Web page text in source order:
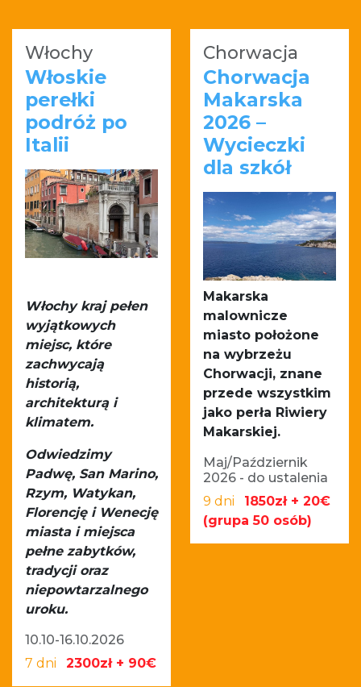
Włochy
Włoskie
perełki
podróż po
Italii
Włochy kraj pełen
wyjątkowych
miejsc, które
zachwycają
historią,
architekturą i
klimatem.
Odwiedzimy
Padwę, San Marino,
Rzym, Watykan,
Florencję i Wenecję
miasta i miejsca
pełne zabytków,
tradycji oraz
niepowtarzalnego
uroku.
10.10-16.10.2026
7 dni
2300zł + 90€
Chorwacja
Chorwacja
Makarska
2026 –
Wycieczki
dla szkół
Makarska
malownicze
miasto położone
na wybrzeżu
Chorwacji, znane
przede wszystkim
jako perła Riwiery
Makarskiej.
Maj/Październik
2026 - do ustalenia
9 dni
1850zł + 20€
(grupa 50 osób)